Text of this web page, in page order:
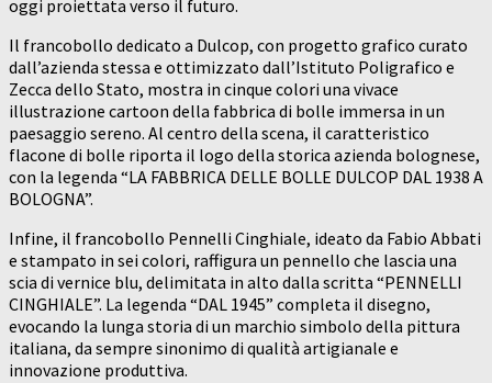
oggi proiettata verso il futuro.
Il francobollo dedicato a Dulcop, con progetto grafico curato
dall’azienda stessa e ottimizzato dall’Istituto Poligrafico e
Zecca dello Stato, mostra in cinque colori una vivace
illustrazione cartoon della fabbrica di bolle immersa in un
paesaggio sereno. Al centro della scena, il caratteristico
flacone di bolle riporta il logo della storica azienda bolognese,
con la legenda “LA FABBRICA DELLE BOLLE DULCOP DAL 1938 A
BOLOGNA”.
Infine, il francobollo Pennelli Cinghiale, ideato da Fabio Abbati
e stampato in sei colori, raffigura un pennello che lascia una
scia di vernice blu, delimitata in alto dalla scritta “PENNELLI
CINGHIALE”. La legenda “DAL 1945” completa il disegno,
evocando la lunga storia di un marchio simbolo della pittura
italiana, da sempre sinonimo di qualità artigianale e
innovazione produttiva.